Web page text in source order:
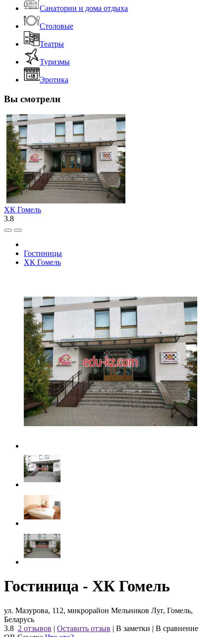
Санатории и дома отдыха
Столовые
Театры
Туризмы
Эротика
Вы смотрели
ХК Гомель
3.8
Гостиницы
ХК Гомель
Гостиница - ХК Гомель
ул. Мазурова, 112, микрорайон Мельников Луг, Гомель,
Беларусь
3.8 2 отзывов | Оставить отзыв | В заметки | В сравнение